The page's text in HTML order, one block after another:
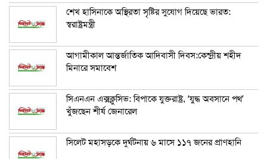
শেখ হাসিনাকে অস্থিরতা সৃষ্টির সুযোগ দিয়েছে ভারত:
স্বরাষ্ট্রমন্ত্রী
আগামীকাল আন্তর্জাতিক আদিবাসী দিবস:কেন্দ্রীয় শহীদ
মিনারে সমাবেশ
সিএনএন এক্সক্লুসিভ: বিপাকে যুক্তরাষ্ট্র, ‘যুদ্ধ অবসানে পথ’
খুঁজছেন শীর্ষ জেনারেল
সিলেট মহাসড়কে দুর্ঘটনায় ৬ মাসে ১১৭ জনের প্রাণহানি